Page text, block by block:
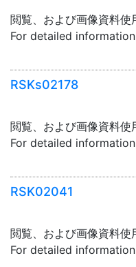
閲覧、および画像資料使
For detailed
RSKs02178
閲覧、および画像資料使
For detailed
RSK02041
閲覧、および画像資料使
For detailed